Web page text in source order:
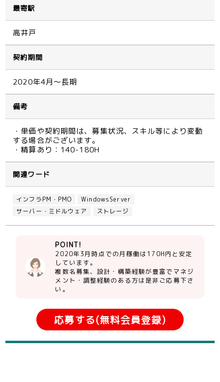
最寄駅
高井戸
契約期間
2020年4月～長期
備考
・単価や契約期間は、募集状況、スキル等により変動
する場合がございます。
・精算あり：140-180H
関連ワード
インフラPM・PMO
WindowsServer
サーバー・ミドルウェア
ストレージ
POINT!
2020年3月時点での月稼働は170H内と安定
しています。
複数名募集、設計・構築経験が豊富でマネジ
メント・調整経験のある方は是非ご応募下さ
い。
応募する(無料会員登録)